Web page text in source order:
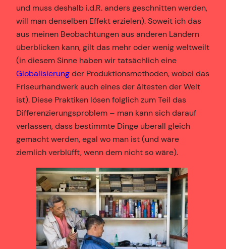
und muss deshalb i.d.R. anders geschnitten werden,
will man denselben Effekt erzielen). Soweit ich das
aus meinen Beobachtungen aus anderen Ländern
überblicken kann, gilt das mehr oder wenig weltweilt
(in diesem Sinne haben wir tatsächlich eine
Globalisierungder Produktionsmethoden, wobei das
Friseurhandwerk auch eines der ältesten der Welt
ist). Diese Praktiken lösen folglich zum Teil das
Differenzierungsproblem – man kann sich darauf
verlassen, dass bestimmte Dinge überall gleich
gemacht werden, egal wo man ist (und wäre
ziemlich verblüfft, wenn dem nicht so wäre).